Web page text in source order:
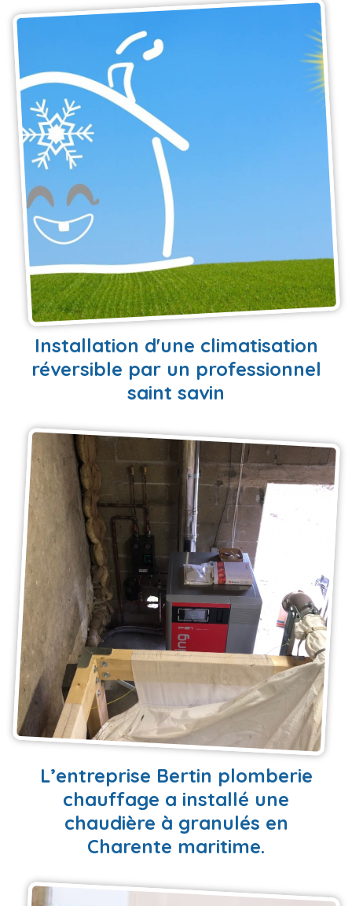
EN SAVOIR PLUS
Installation d'une climatisation
réversible par un professionnel
saint savin
EN SAVOIR PLUS
L’entreprise Bertin plomberie
chauffage a installé une
chaudière à granulés en
Charente maritime.